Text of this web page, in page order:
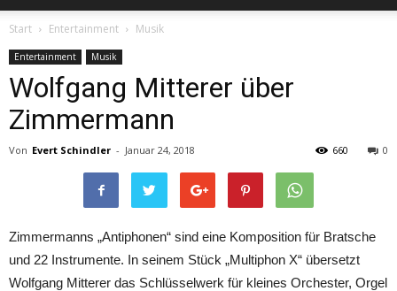
Kiel
Start Entertainment Musik
Entertainment Musik
Wolfgang Mitterer über
Zimmermann
Von Evert Schindler - Januar 24, 2018 0
660
Zimmermanns „Antiphonen“ sind eine Komposition für Bratsche
und 22 Instrumente. In seinem Stück „Multiphon X“ übersetzt
Wolfgang Mitterer das Schlüsselwerk für kleines Orchester, Orgel